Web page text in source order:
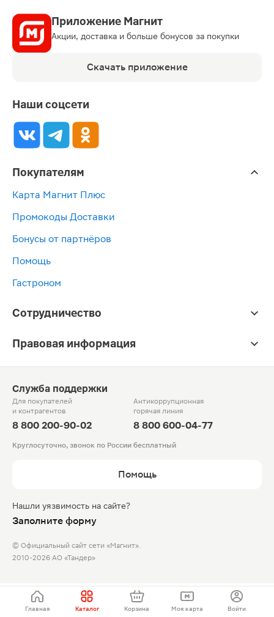
Приложение Магнит
Акции, доставка и больше бонусов за покупки
Скачать приложение
Наши соцсети
Покупателям
Карта Магнит Плюс
Промокоды Доставки
Бонусы от партнёров
Помощь
Гастроном
Сотрудничество
Правовая информация
Служба поддержки
Для покупателей
и контрагентов
8 800 200-90-02
Антикоррупционная
горячая линия
8 800 600-04-77
Круглосуточно, звонок по России бесплатный
Помощь
Нашли уязвимость на сайте?
Заполните форму
© Официальный сайт сети «Магнит».
2010-2026 АО «Тандер»
Главная Каталог Корзина Моя карта Войти